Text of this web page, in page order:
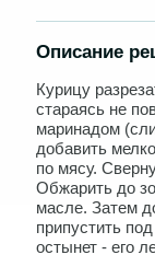
Описание
Курицу
стараясь не
маринадом
добавить
по мясу.
Обжарить до
масле. Затем
припустить
остынет - его